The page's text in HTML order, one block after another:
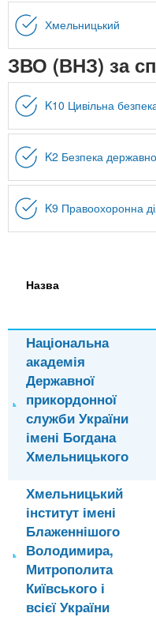
n
t
s
.
i
n
o
з
а
д
і
За
Хмельницький
ЗВО (ВНЗ) за
K10 Цивільна
K2 Безпека
K9 Правоохоронна
Назва
Національна
академія
Державної
прикордонної
служби України
імені Богдана
Хмельницького
Хмельницький
інститут імені
Блаженнішого
Володимира,
Митрополита
Київського і
всієї України